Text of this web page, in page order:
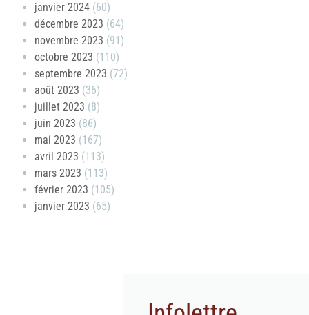
janvier 2024 (60)
décembre 2023 (64)
novembre 2023 (91)
octobre 2023 (110)
septembre 2023 (72)
août 2023 (36)
juillet 2023 (8)
juin 2023 (86)
mai 2023 (167)
avril 2023 (113)
mars 2023 (113)
février 2023 (105)
janvier 2023 (65)